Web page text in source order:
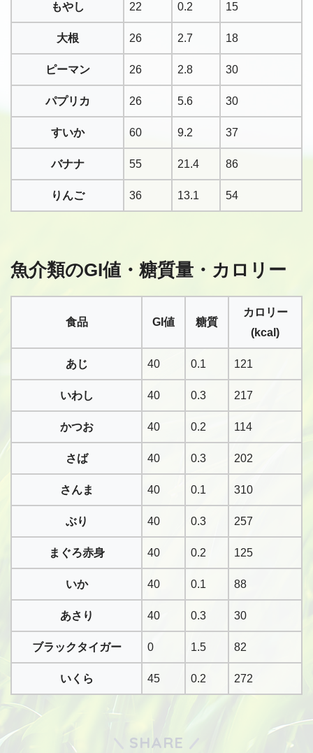
もやし 22 0.2 15
大根 26 2.7 18
ピーマン 26 2.8 30
パプリカ 26 5.6 30
すいか 60 9.2 37
バナナ 55 21.4 86
りんご 36 13.1 54
魚介類のGI値・糖質量・カロリー
食品 GI値 糖質
カロリー
(kcal)
あじ 40 0.1 121
いわし 40 0.3 217
かつお 40 0.2 114
さば 40 0.3 202
さんま 40 0.1 310
ぶり 40 0.3 257
まぐろ赤身 40 0.2 125
いか 40 0.1 88
あさり 40 0.3 30
ブラックタイガー 0 1.5 82
いくら 45 0.2 272
SHARE